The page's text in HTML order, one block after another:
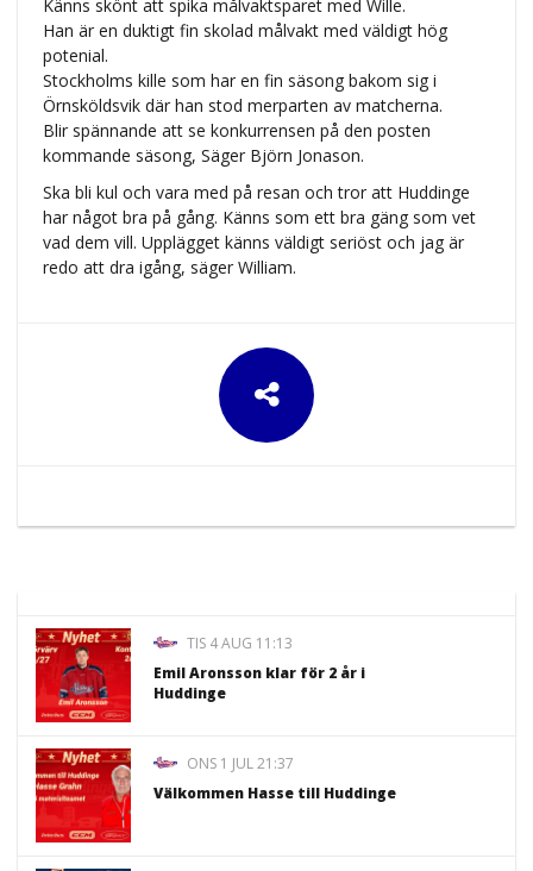
Känns skönt att spika målvaktsparet med Wille.
Han är en duktigt fin skolad målvakt med väldigt hög
potenial.
Stockholms kille som har en fin säsong bakom sig i
Örnsköldsvik där han stod merparten av matcherna.
Blir spännande att se konkurrensen på den posten
kommande säsong, Säger Björn Jonason.
Ska bli kul och vara med på resan och tror att Huddinge
har något bra på gång. Känns som ett bra gäng som vet
vad dem vill. Upplägget känns väldigt seriöst och jag är
redo att dra igång, säger William.
TIS 4 AUG 11:13
Emil Aronsson klar för 2 år i
Huddinge
ONS 1 JUL 21:37
Välkommen Hasse till Huddinge